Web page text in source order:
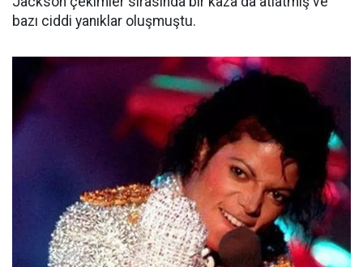
bazı ciddi yanıklar oluşmuştu.